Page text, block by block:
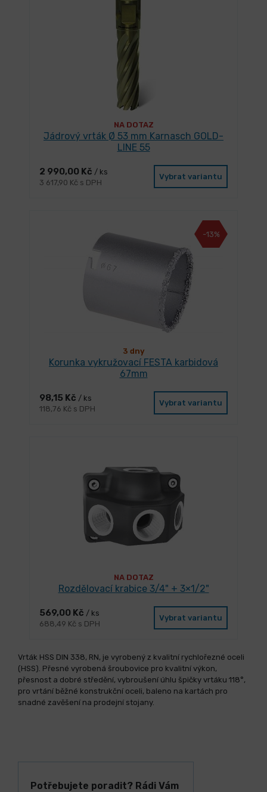
NA DOTAZ
Jádrový vrták Ø 53 mm Karnasch GOLD-
LINE 55
2 990,00 Kč / ks
3 617,90 Kč s DPH
Vybrat variantu
-13%
3 dny
Korunka vykružovací FESTA karbidová
67mm
98,15 Kč / ks
118,76 Kč s DPH
Vybrat variantu
NA DOTAZ
Rozdělovací krabice 3/4" + 3×1/2"
569,00 Kč / ks
688,49 Kč s DPH
Vybrat variantu
Vrták HSS DIN 338, RN, je vyrobený z kvalitní rychlořezné oceli
(HSS). Přesné vyrobená šroubovice pro kvalitní výkon,
přesnost a dobré středění, vybroušení úhlu špičky vrtáku 118°,
pro vrtání běžné konstrukční oceli, baleno na kartách pro
snadné zavěšení na prodejní stojany.
Potřebujete poradit? Rádi Vám